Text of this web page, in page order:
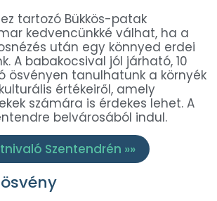
tartozó Bükkös-patak
kedvencünkké válhat, ha a
után egy könnyed erdei
A babakocsival jól járható, 10
ösvényen tanulhatunk a környék
értékeiről, amely
számára is érdekes lehet. A
belvárosából indul.
Szentendrén »»